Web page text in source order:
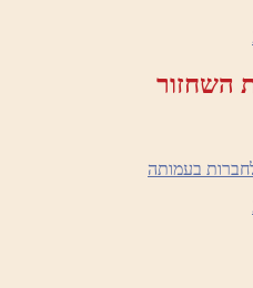
השחזור
בעמותה